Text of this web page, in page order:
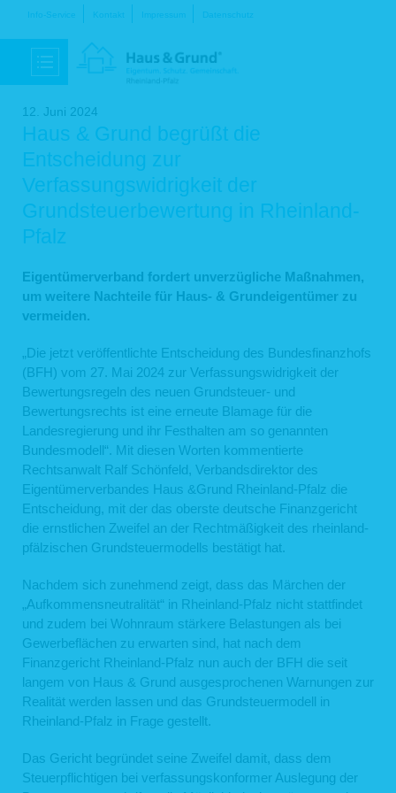
Navigation
Info-Service Kontakt Impressum Datenschutz
12. Juni 2024
Haus & Grund begrüßt die
Entscheidung zur
Verfassungswidrigkeit der
Grundsteuerbewertung in Rheinland-
Pfalz
Eigentümerverband fordert unverzügliche Maßnahmen,
um weitere Nachteile für Haus- & Grundeigentümer zu
vermeiden.
„Die jetzt veröffentlichte Entscheidung des Bundesfinanzhofs
(BFH) vom 27. Mai 2024 zur Verfassungswidrigkeit der
Bewertungsregeln des neuen Grundsteuer- und
Bewertungsrechts ist eine erneute Blamage für die
Landesregierung und ihr Festhalten am so genannten
Bundesmodell“. Mit diesen Worten kommentierte
Rechtsanwalt Ralf Schönfeld, Verbandsdirektor des
Eigentümerverbandes Haus &Grund Rheinland-Pfalz die
Entscheidung, mit der das oberste deutsche Finanzgericht
die ernstlichen Zweifel an der Rechtmäßigkeit des rheinland-
pfälzischen Grundsteuermodells bestätigt hat.
Nachdem sich zunehmend zeigt, dass das Märchen der
„Aufkommensneutralität“ in Rheinland-Pfalz nicht stattfindet
und zudem bei Wohnraum stärkere Belastungen als bei
Gewerbeflächen zu erwarten sind, hat nach dem
Finanzgericht Rheinland-Pfalz nun auch der BFH die seit
langem von Haus & Grund ausgesprochenen Warnungen zur
Realität werden lassen und das Grundsteuermodell in
Rheinland-Pfalz in Frage gestellt.
Das Gericht begründet seine Zweifel damit, dass dem
Steuerpflichtigen bei verfassungskonformer Auslegung der